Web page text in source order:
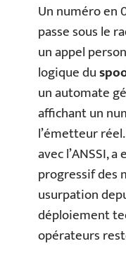
Un numéro en
passe sous le
un appel
logique du
un automate
affichant un
l’émetteur réel.
avec l’ANSSI,
progressif des
usurpation
déploiement
opérateurs